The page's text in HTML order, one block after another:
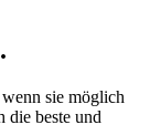
sie möglich
die beste und